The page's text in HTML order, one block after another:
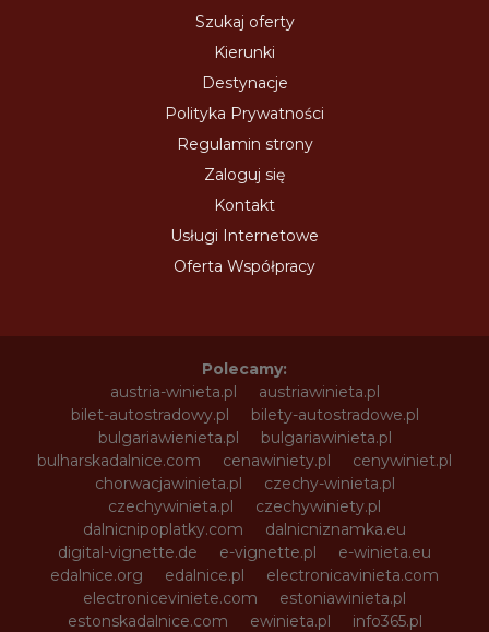
Szukaj oferty
Kierunki
Destynacje
Polityka Prywatności
Regulamin strony
Zaloguj się
Kontakt
Usługi Internetowe
Oferta Współpracy
Polecamy:
austria-winieta.pl
austriawinieta.pl
bilet-autostradowy.pl
bilety-autostradowe.pl
bulgariawienieta.pl
bulgariawinieta.pl
bulharskadalnice.com
cenawiniety.pl
cenywiniet.pl
chorwacjawinieta.pl
czechy-winieta.pl
czechywinieta.pl
czechywiniety.pl
dalnicnipoplatky.com
dalnicniznamka.eu
digital-vignette.de
e-vignette.pl
e-winieta.eu
edalnice.org
edalnice.pl
electronicavinieta.com
electroniceviniete.com
estoniawinieta.pl
estonskadalnice.com
ewinieta.pl
info365.pl